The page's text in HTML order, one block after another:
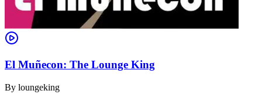
El Muñecon: The Lounge King
By loungeking